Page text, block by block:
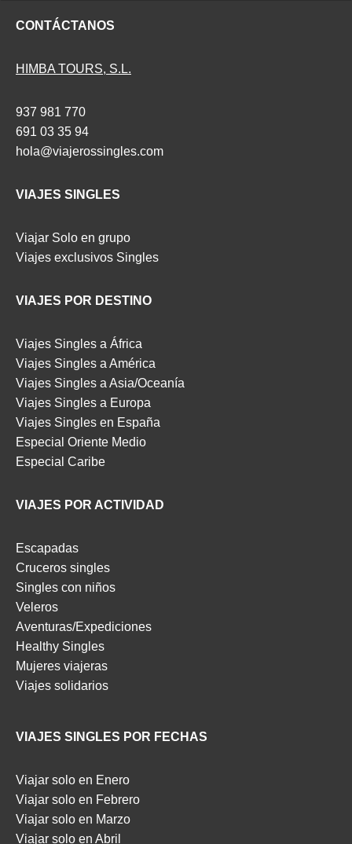
CONTÁCTANOS
HIMBA TOURS, S.L.
937 981 770
691 03 35 94
hola@viajerossingles.com
VIAJES SINGLES
Viajar Solo en grupo
Viajes exclusivos Singles
VIAJES POR DESTINO
Viajes Singles a África
Viajes Singles a América
Viajes Singles a Asia/Oceanía
Viajes Singles a Europa
Viajes Singles en España
Especial Oriente Medio
Especial Caribe
VIAJES POR ACTIVIDAD
Escapadas
Cruceros singles
Singles con niños
Veleros
Aventuras/Expediciones
Healthy Singles
Mujeres viajeras
Viajes solidarios
VIAJES SINGLES POR FECHAS
Viajar solo en Enero
Viajar solo en Febrero
Viajar solo en Marzo
Viajar solo en Abril